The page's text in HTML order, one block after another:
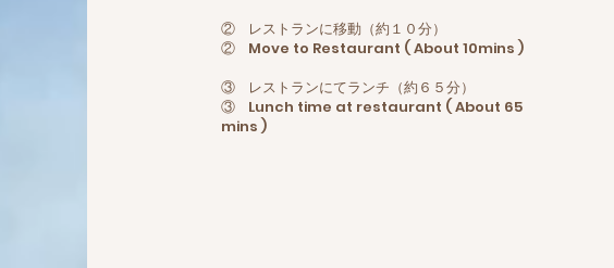
② レストランに移動（約１０分）
② Move to Restaurant ( About 10mins )
③ レストランにてランチ（約６５分）
③ Lunch time at restaurant ( About 65
mins )